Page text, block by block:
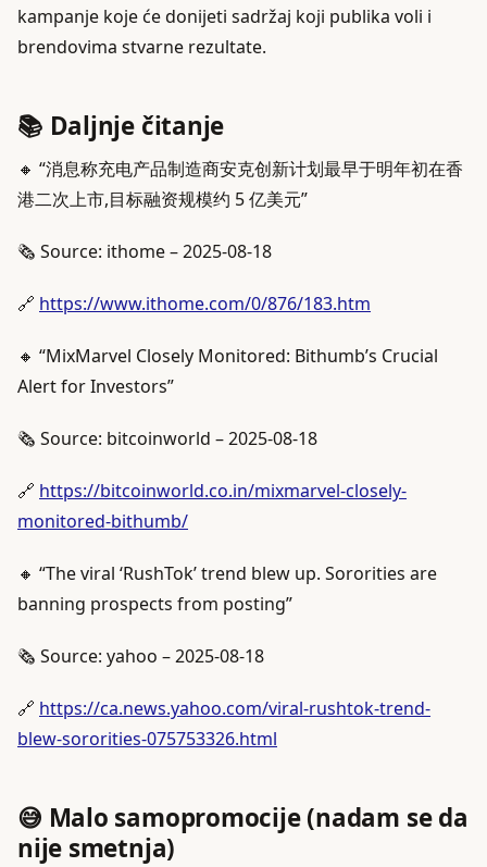
kampanje koje će donijeti sadržaj koji publika voli i
brendovima stvarne rezultate.
📚 Daljnje čitanje
🔸 “消息称充电产品制造商安克创新计划最早于明年初在香
港二次上市,目标融资规模约 5 亿美元”
🗞️ Source: ithome – 2025-08-18
🔗 https://www.ithome.com/0/876/183.htm
🔸 “MixMarvel Closely Monitored: Bithumb’s Crucial
Alert for Investors”
🗞️ Source: bitcoinworld – 2025-08-18
🔗 https://bitcoinworld.co.in/mixmarvel-closely-
monitored-bithumb/
🔸 “The viral ‘RushTok’ trend blew up. Sororities are
banning prospects from posting”
🗞️ Source: yahoo – 2025-08-18
🔗 https://ca.news.yahoo.com/viral-rushtok-trend-
blew-sororities-075753326.html
😅 Malo samopromocije (nadam se da
nije smetnja)